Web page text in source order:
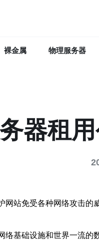
裸金属 物理服务器
器租
站免受各种网络攻击
基础设施和世界一流的